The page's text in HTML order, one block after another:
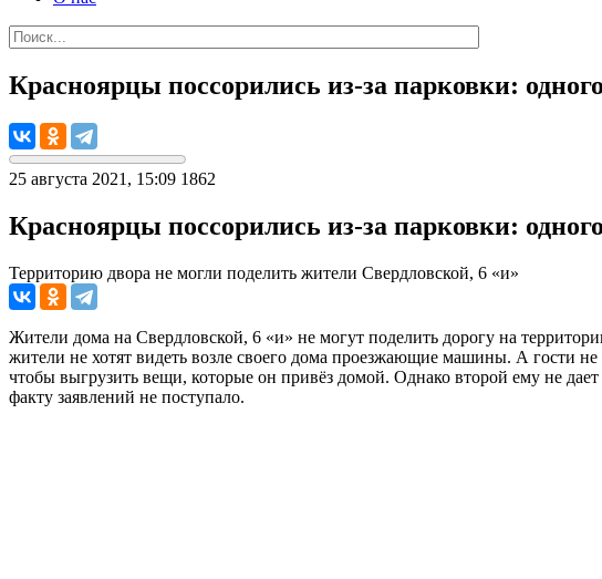
Красноярцы поссорились из-за парковки:
25 августа 2021, 15:09 1862
Красноярцы поссорились из-за парковки:
Территорию двора не могли поделить жители Свердловской, 6 «и»
Жители дома на Свердловской, 6 «и» не могут поделить дорогу на
жители не хотят видеть возле своего дома проезжающие машины. А гости
чтобы выгрузить вещи, которые он привёз домой. Однако второй ему не
факту заявлений не поступало.